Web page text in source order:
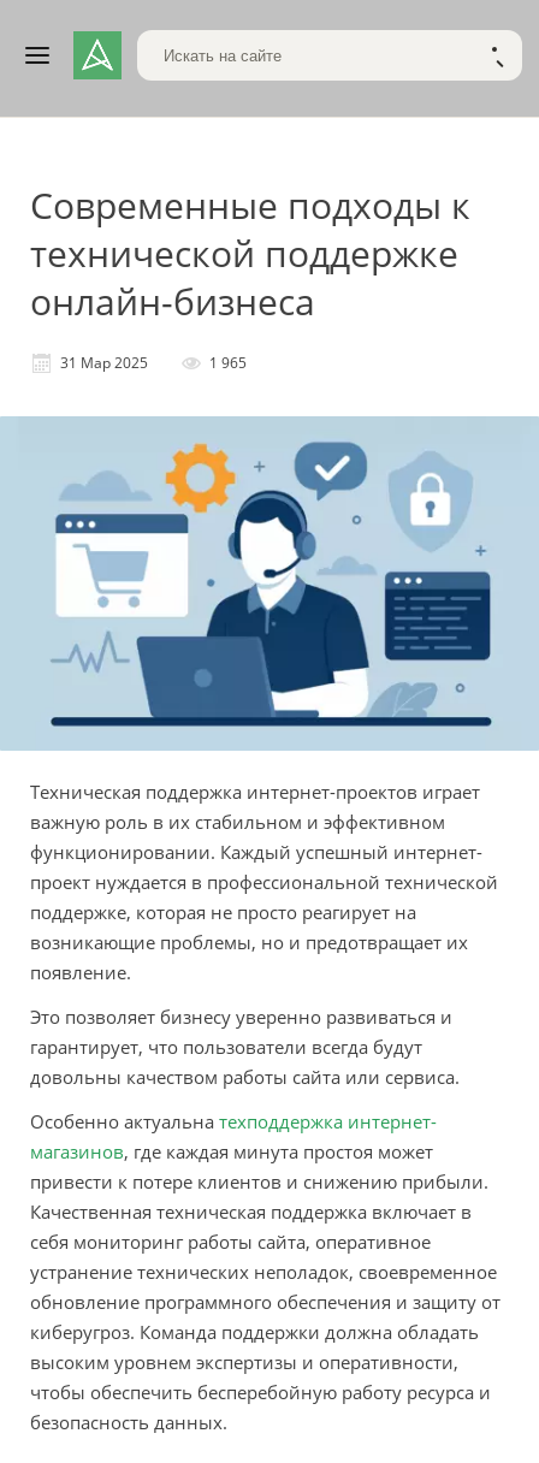
Поиск по сайту
Современные подходы к
технической поддержке
онлайн-бизнеса
31 Мар 2025 1 965
Техническая поддержка интернет-проектов играет
важную роль в их стабильном и эффективном
функционировании. Каждый успешный интернет-
проект нуждается в профессиональной технической
поддержке, которая не просто реагирует на
возникающие проблемы, но и предотвращает их
появление.
Это позволяет бизнесу уверенно развиваться и
гарантирует, что пользователи всегда будут
довольны качеством работы сайта или сервиса.
Особенно актуальна техподдержка интернет-
магазинов, где каждая минута простоя может
привести к потере клиентов и снижению прибыли.
Качественная техническая поддержка включает в
себя мониторинг работы сайта, оперативное
устранение технических неполадок, своевременное
обновление программного обеспечения и защиту от
киберугроз. Команда поддержки должна обладать
высоким уровнем экспертизы и оперативности,
чтобы обеспечить бесперебойную работу ресурса и
безопасность данных.